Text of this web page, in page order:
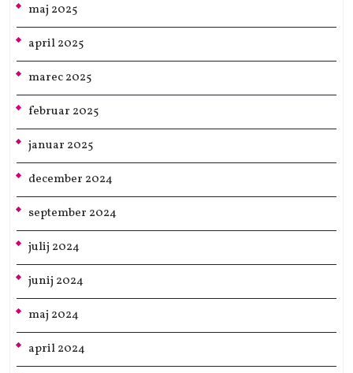
maj 2025
april 2025
marec 2025
februar 2025
januar 2025
december 2024
september 2024
julij 2024
junij 2024
maj 2024
april 2024